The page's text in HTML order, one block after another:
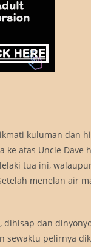
kuluman dan
atas Uncle Dave
tua ini,
menelan air
dan
sewaktu pelirnya